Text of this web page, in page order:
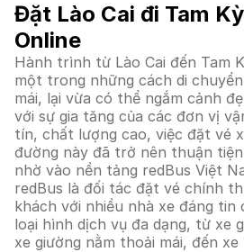
Đặt Lào Cai đi Tam
Online
Hành trình từ Lào Cai đến Tam
một trong những cách di
mái, lại vừa có thể ngắm cảnh
với sự gia tăng của các đơn vị
tín, chất lượng cao, việc đặt vé
đường này đã trở nên thuận
nhờ vào nền tảng redBus Việt
redBus là đối tác đặt vé chính
khách với nhiều nhà xe đáng tin
loại hình dịch vụ đa dạng, từ xe
xe giường nằm thoải mái, đến xe